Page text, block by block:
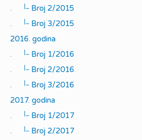
.
|_
Broj 2/2015
.
|_
Broj 3/2015
2016. godina
.
|_
Broj 1/2016
.
|_
Broj 2/2016
.
|_
Broj 3/2016
2017. godina
.
|_
Broj 1/2017
.
|_
Broj 2/2017